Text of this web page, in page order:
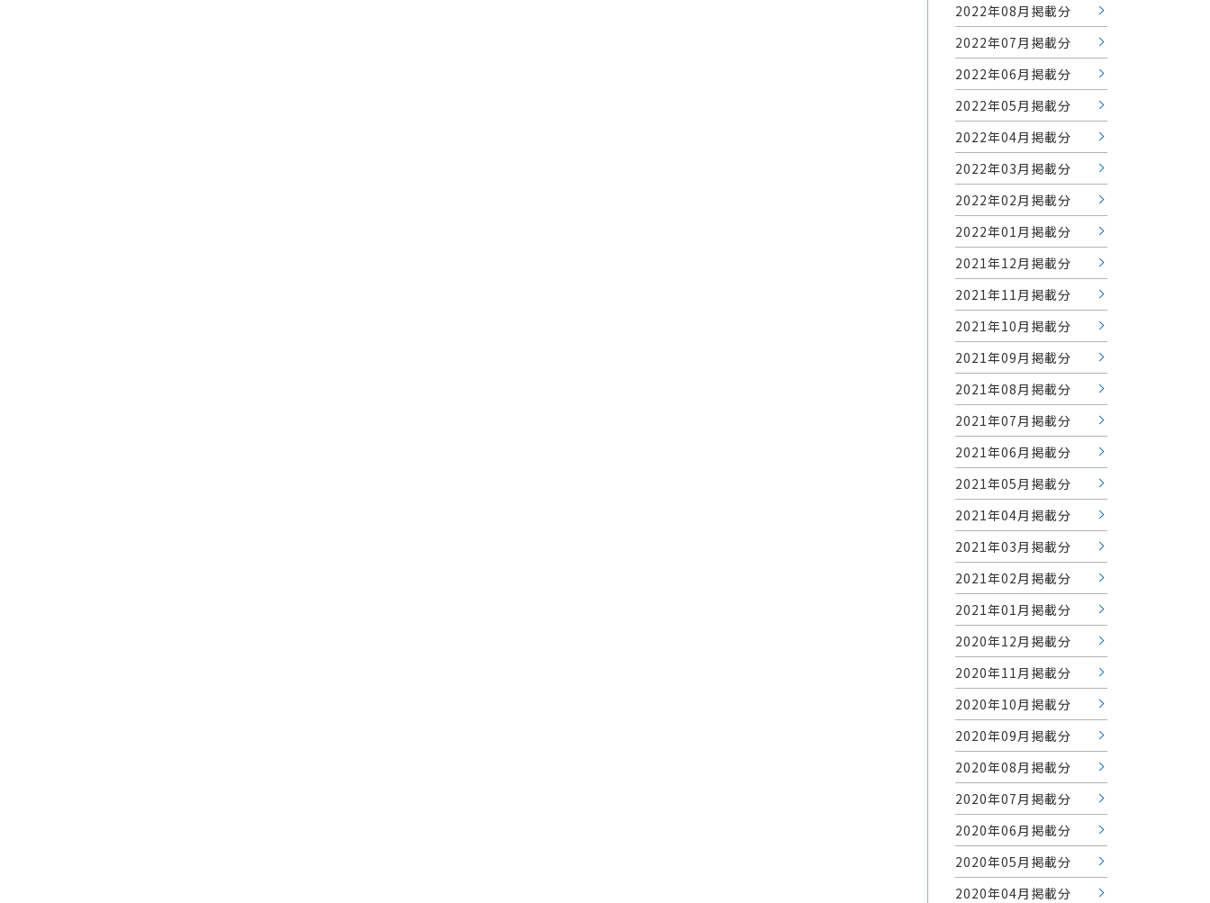
2022年08月掲載分
2022年07月掲載分
2022年06月掲載分
2022年05月掲載分
2022年04月掲載分
2022年03月掲載分
2022年02月掲載分
2022年01月掲載分
2021年12月掲載分
2021年11月掲載分
2021年10月掲載分
2021年09月掲載分
2021年08月掲載分
2021年07月掲載分
2021年06月掲載分
2021年05月掲載分
2021年04月掲載分
2021年03月掲載分
2021年02月掲載分
2021年01月掲載分
2020年12月掲載分
2020年11月掲載分
2020年10月掲載分
2020年09月掲載分
2020年08月掲載分
2020年07月掲載分
2020年06月掲載分
2020年05月掲載分
2020年04月掲載分